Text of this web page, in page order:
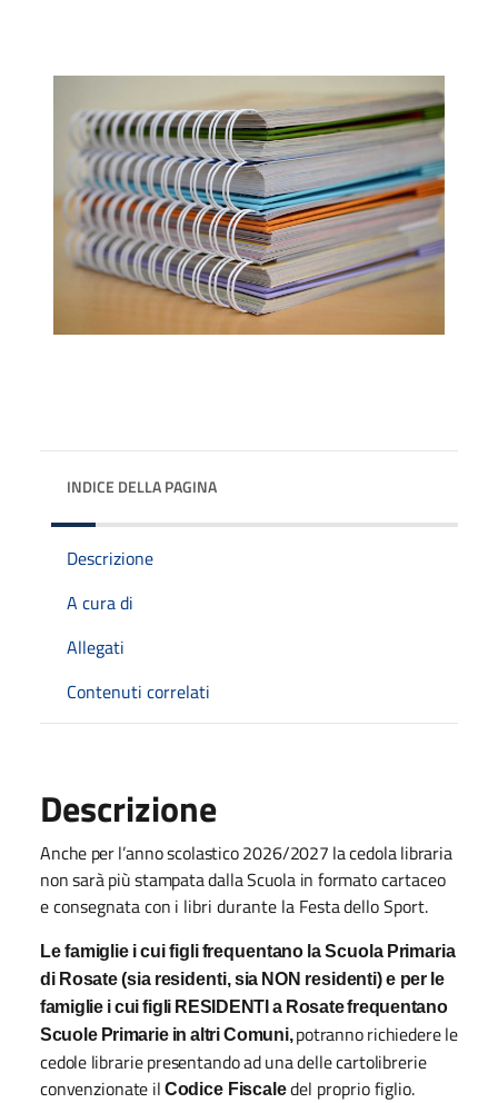
INDICE DELLA PAGINA
Descrizione
A cura di
Allegati
Contenuti correlati
Descrizione
Anche perl’annoscolastico2026/2027 lacedolalibraria
nonsaràpiùstampatadallaScuola in formatocartaceo
econsegnatacon i libri durante la FestadelloSport.
Lefamiglie icuifigli frequentano laScuola Primaria
di Rosate(sia residenti, sia NON residenti)e per le
famiglie icuifigli RESIDENTI a Rosatefrequentano
Scuole Primarie in altriComuni, potrannorichiederele
cedole librariepresentandoadunadellecartolibrerie
convenzionate il Codice Fiscale del proprio figlio.